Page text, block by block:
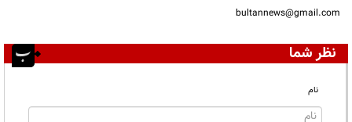
bultannews@gmail.com
نظر شما
نام